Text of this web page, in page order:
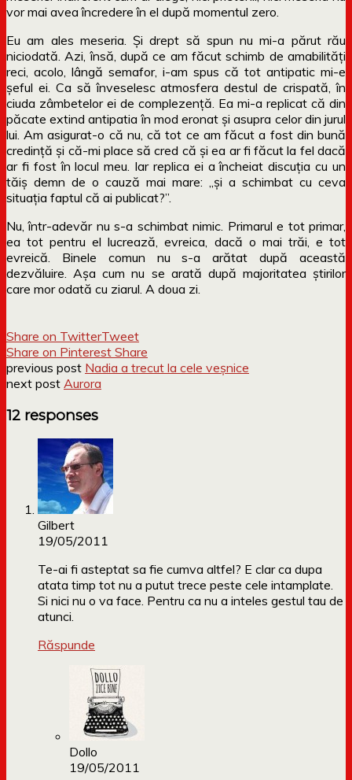
vor mai avea încredere în el după momentul zero.
Eu am ales meseria. Și drept să spun nu mi-a părut rău
niciodată. Azi, însă, după ce am făcut schimb de amabilități
reci, acolo, lângă semafor, i-am spus că tot antipatic mi-e
șeful ei. Ca să înveselesc atmosfera destul de crispată, în
ciuda zâmbetelor ei de complezență. Ea mi-a replicat că din
păcate extind antipatia în mod eronat și asupra celor din jurul
lui. Am asigurat-o că nu, că tot ce am făcut a fost din bună
credință și că-mi place să cred că și ea ar fi făcut la fel dacă
ar fi fost în locul meu. Iar replica ei a încheiat discuția cu un
tăiș demn de o cauză mai mare: „și a schimbat cu ceva
situația faptul că ai publicat?”.
Nu, într-adevăr nu s-a schimbat nimic. Primarul e tot primar,
ea tot pentru el lucrează, evreica, dacă o mai trăi, e tot
evreică. Binele comun nu s-a arătat după această
dezvăluire. Așa cum nu se arată după majoritatea știrilor
care mor odată cu ziarul. A doua zi.
Share on TwitterTweet
Share on Pinterest Share
previous post Nadia a trecut la cele veșnice
next post Aurora
12 responses
Gilbert
19/05/2011
Te-ai fi asteptat sa fie cumva altfel? E clar ca dupa
atata timp tot nu a putut trece peste cele intamplate.
Si nici nu o va face. Pentru ca nu a inteles gestul tau de
atunci.
Răspunde
Dollo
19/05/2011